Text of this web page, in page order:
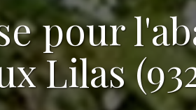
pour
Lilas